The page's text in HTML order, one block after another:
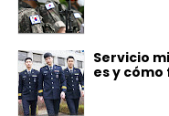
Servicio
es y